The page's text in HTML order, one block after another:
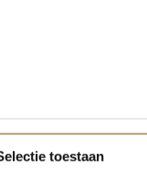
toestaan